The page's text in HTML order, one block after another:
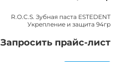
R.O.C.S. Зубная паста ESTEDENT
Укрепление и защита 94гр
Запросить прайс-лист